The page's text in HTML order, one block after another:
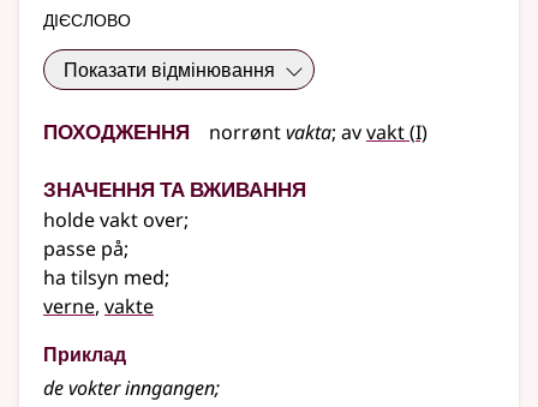
дієслово
Показати відмінювання
Походження norrøntvakta; avvakt(1
I)
Значення та вживання
holde vakt over;
passe på;
ha tilsyn med;
verne, vakte
Приклад
devokterinngangen;